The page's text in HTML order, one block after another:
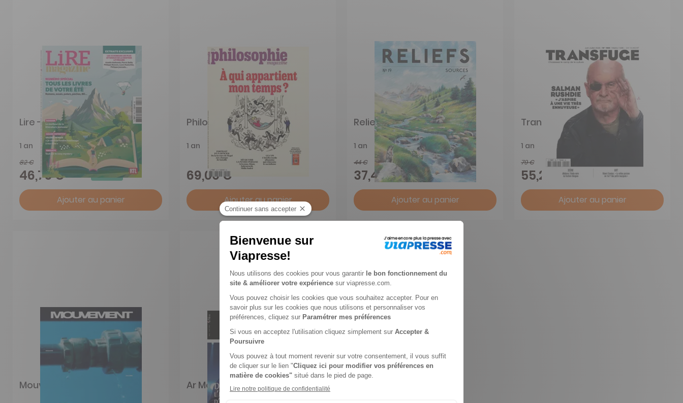
Lire - Magazine littéraire
1 an
82 €
46,75 € -43%
Ajouter au panier
Philosophie Magazine
1 an
69,00 €
Ajouter au panier
Reliefs
1 an
44 €
37,40 € -15%
Ajouter au panier
Transfuge
1 an
79 €
55,25 € -30%
Ajouter au panier
Mouvement Ar Men